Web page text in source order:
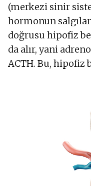
(merkezi sinir
hormonun
doğrusu hipofiz
da alır, yani
ACTH. Bu, hipofiz